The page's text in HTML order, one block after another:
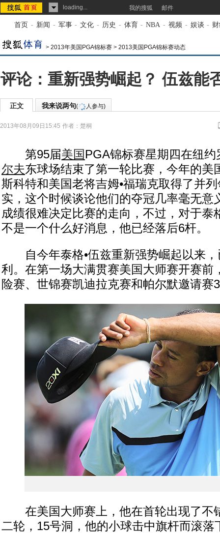
loading... 我的搜狐 邮件
首页 - 新闻 - 军事 - 文化 - 历史 - 体育 - NBA - 视频 - 娱谈 -
> 2013年美国PGA锦标赛 > 2013美国PGA锦标赛动态
评论：重新强势崛起？ 伍兹能
正文 我来说两句( 人参与)
2013年08月09日15:45 作者：楚桐
第95届美国 PGA锦标赛星期四在纽
尔夫东球场结束了第一轮比赛，今年的美
斯科特和美国老将吉姆•福瑞克取得了并
实，这个时候谈论他们的夺冠几率毫无意
成绩很难决定比赛的走向，不过，对于泰
不是一个什么好消息，他已经落后6杆。
自今年泰格•伍兹重新强势崛起以来，
利。在第一场大满贯赛美国大师赛开赛前
险赛、世锦赛凯迪拉克赛和帕尔默邀请赛
在美国大师赛上，他在首轮出现了不
二轮，15号洞，他的小球击中旗杆而滚落